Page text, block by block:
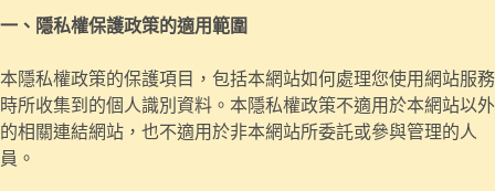
一、隱私權保護政策的適用範圍
本隱私權政策的保護項目，包括本網站如何處理您使用網站服務
時所收集到的個人識別資料。本隱私權政策不適用於本網站以外
的相關連結網站，也不適用於非本網站所委託或參與管理的人
員。